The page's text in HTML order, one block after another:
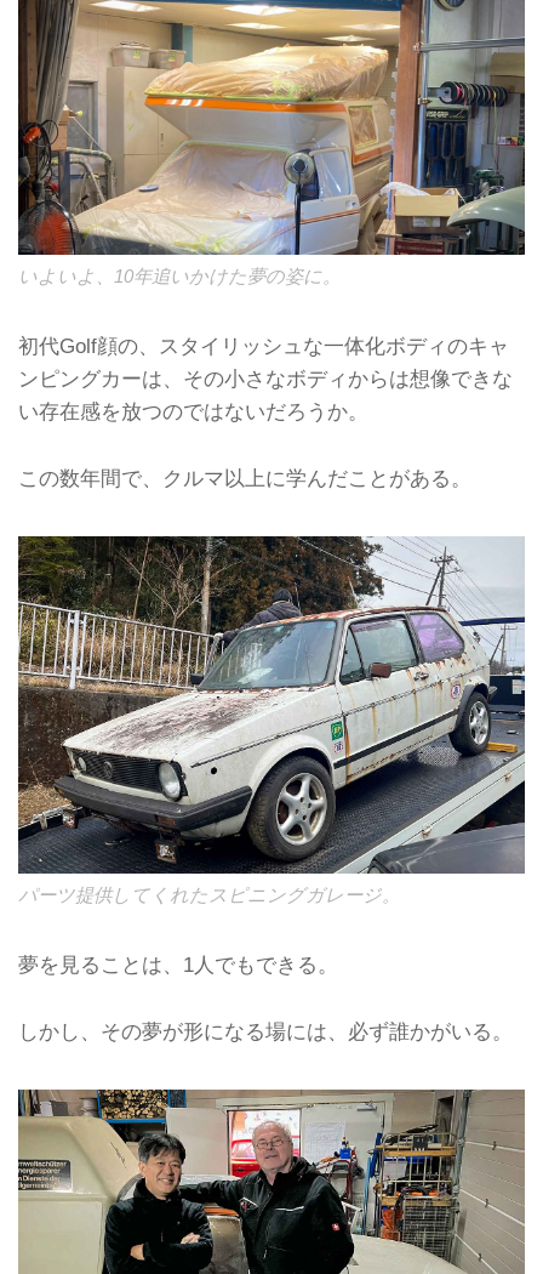
いよいよ、10年追いかけた夢の姿に。
初代Golf顔の、スタイリッシュな一体化ボディのキャ
ンピングカーは、その小さなボディからは想像できな
い存在感を放つのではないだろうか。
この数年間で、クルマ以上に学んだことがある。
パーツ提供してくれたスピニングガレージ。
夢を見ることは、1人でもできる。
しかし、その夢が形になる場には、必ず誰かがいる。